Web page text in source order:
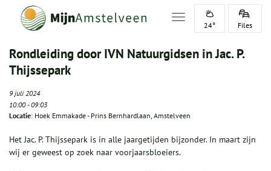
Toggle navigation
24° Files
Rondleiding door IVN Natuurgidsen in Jac. P.
Thijssepark
9 juli 2024
10:00-09:03
Locatie: Hoek Emmakade - Prins Bernhardlaan, Amstelveen
Het Jac. P. Thijssepark is in alle jaargetijden bijzonder. In maart zijn
wij er geweest op zoek naar voorjaarsbloeiers.